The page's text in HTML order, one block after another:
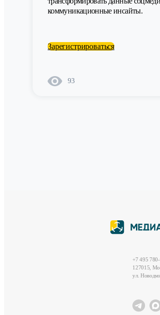
коммуникационные инсайты.
Зарегистрироваться
93
+7 495
127015,
ул.